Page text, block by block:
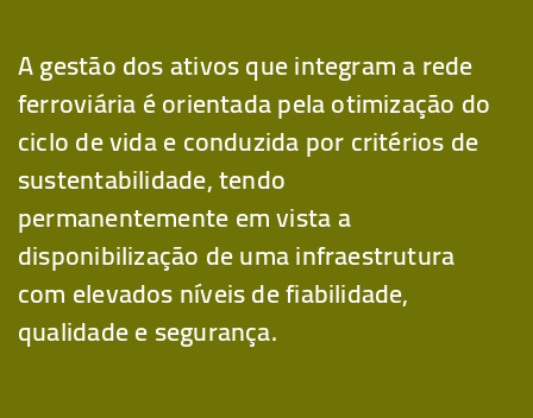
A gestão dos ativos que integram a rede
ferroviária é orientada pela otimização do
ciclo de vida e conduzida por critérios de
sustentabilidade, tendo
permanentemente em vista a
disponibilização de uma infraestrutura
com elevados níveis de fiabilidade,
qualidade e segurança.